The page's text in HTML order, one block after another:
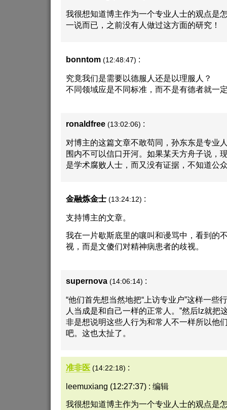
我很想知道博主作为一个专业人士的观点是
一说而已，之前没有人做过这方面的研究！
bonntom (12:48:47) :
究竟我们是需要以德服人还是以理服人？
不同领域应是不同标准，而不是有德者就一
ronaldfree (13:02:06) :
对博主的这篇文章不敢苟同，孙东东是专业
围内不可以信口开河。如果某天方舟子说，
是学术腐败人士，而又没有证据，不知道公
金融炼金士 (13:24:12) :
支持博主的文章。
我在一片歇斯底里的嚷叫和谩骂中，看到的
视，而是文傻们对精神病患者的歧视。
supernova (14:06:14) :
“他们首先想当然地把“上访专业户”这样一些
人当成是和自己一样的正常人。”然后lz就把
非是想说明这些人行为和常人不一样所以他
吧。这也太扯了。
准非医 (14:22:18) :
leemuxiang (12:27:37) : 编辑
我很想知道博主作为一个专业人士的观点是